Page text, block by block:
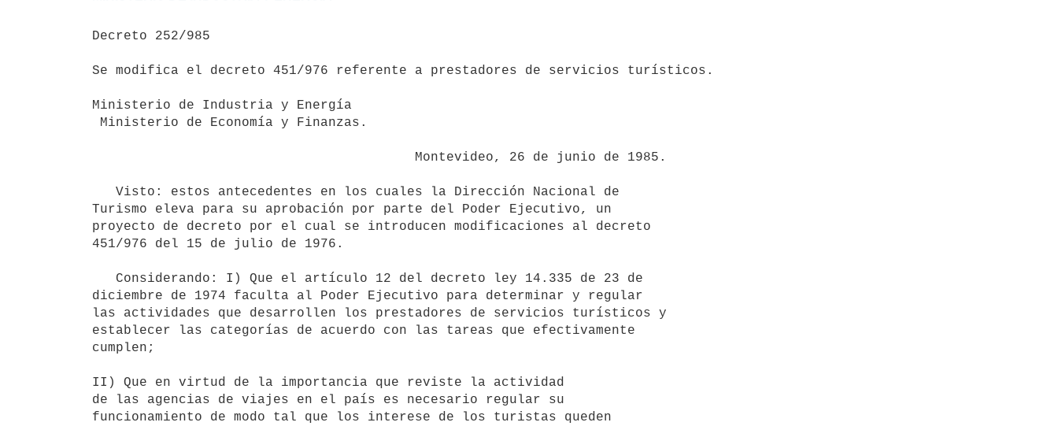
Decreto 252/985
Se modifica el decreto 451/976 referente a prestadores de servicios turísticos.
Ministerio de Industria y Energía
Turismo eleva para su aprobación por parte del Poder Ejecutivo, un
proyecto de decreto por el cual se introducen modificaciones al decreto
451/976 del 15 de julio de 1976.
diciembre de 1974 faculta al Poder Ejecutivo para determinar y regular
las actividades que desarrollen los prestadores de servicios turísticos y
establecer las categorías de acuerdo con las tareas que efectivamente
cumplen;
II) Que en virtud de la importancia que reviste la actividad
de las agencias de viajes en el país es necesario regular su
funcionamiento de modo tal que los interese de los turistas queden